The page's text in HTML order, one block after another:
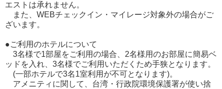
エストは承れません。
また、WEBチェックイン・マイレージ対象外の場合がご
ざいます。
●ご利用のホテルについて
3名様で1部屋をご利用の場合、2名様用のお部屋に簡易ベ
ッドを入れ、3名様でご利用いただくため手狭となります。
(一部ホテルで3名1室利用が不可となります)。
アメニティに関して、台湾・行政院環境保護署が使い捨